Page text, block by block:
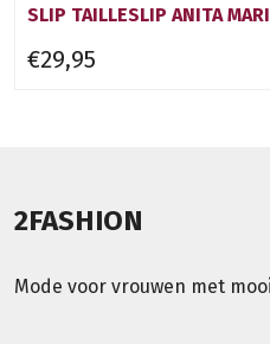
SLIP TAILLESLIP ANITA
€29,95
2FASHION
Mode voor vrouwen met